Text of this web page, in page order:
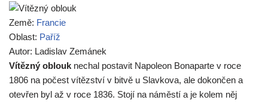
Země: Francie
Oblast: Paříž
Autor: Ladislav Zemánek
Vítězný oblouk nechal postavit Napoleon Bonaparte v roce
1806 na počest vítězství v bitvě u Slavkova, ale dokončen a
otevřen byl až v roce 1836. Stojí na náměstí a je kolem něj